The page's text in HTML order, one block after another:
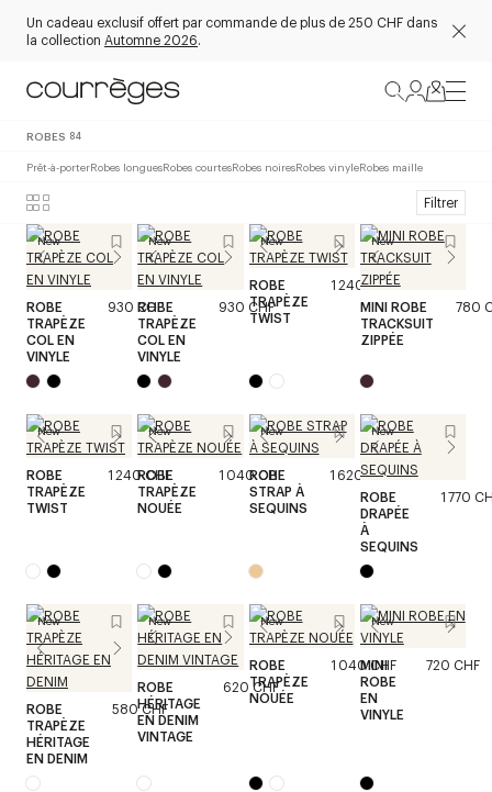
Un cadeau exclusif offert par commande de plus de 250 CHF dans
la collection Automne 2026.
ROBES 84
Prêt-à-porterRobes longuesRobes courtesRobes noiresRobes vinyleRobes maille
Filtrer
New
ROBE
TRAPÈZE
COL EN
VINYLE
930 CHF
New
ROBE
TRAPÈZE
COL EN
VINYLE
930 CHF
New
ROBE
TRAPÈZE
TWIST
1 240 CHF
New
MINI ROBE
TRACKSUIT
ZIPPÉE
780
New
ROBE
TRAPÈZE
TWIST
1 240 CHF
New
ROBE
TRAPÈZE
NOUÉE
1 040 CHF
New
ROBE
STRAP À
SEQUINS
1 620 CHF
New
ROBE
DRAPÉE
À
SEQUINS
1 770
New
ROBE
TRAPÈZE
HÉRITAGE
EN DENIM
580 CHF
New
ROBE
HÉRITAGE
EN DENIM
VINTAGE
620 CHF
New
ROBE
TRAPÈZE
NOUÉE
1 040 CHF
New
MINI
ROBE
EN
VINYLE
720 CHF